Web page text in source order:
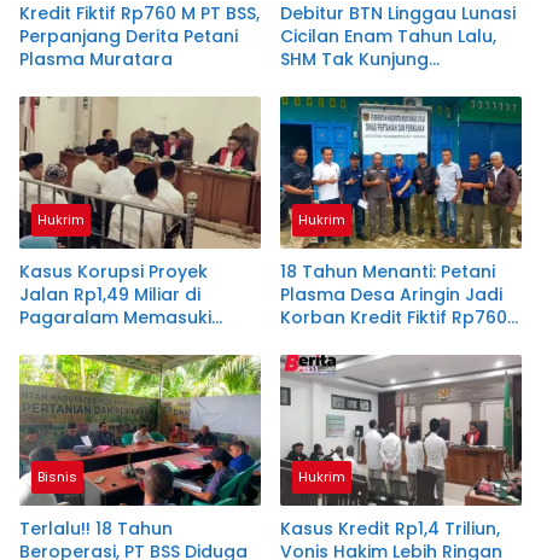
Kredit Fiktif Rp760 M PT BSS,
Perpanjang Derita Petani
Plasma Muratara
Debitur BTN Linggau Lunasi
Cicilan Enam Tahun Lalu,
SHM Tak Kunjung
Hukrim
Kasus Korupsi Proyek
Jalan Rp1,49 Miliar di
Pagaralam Memasuki
Terdakwa Dituntut 2,5
Tahun Penjara
Hukrim
18 Tahun Menanti: Petani
Plasma Desa Aringin Jadi
Korban Kredit Fiktif Rp760
Bisnis
Terlalu!! 18 Tahun
Beroperasi, PT BSS Diduga
Hukrim
Kasus Kredit Rp1,4 Triliun,
Vonis Hakim Lebih Ringan